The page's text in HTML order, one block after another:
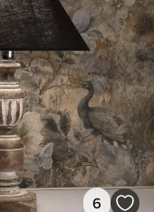
6